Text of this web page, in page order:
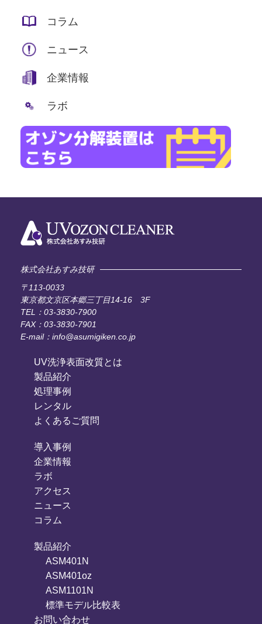
コラム
ニュース
企業情報
ラボ
株式会社あすみ技研
〒113-0033
東京都文京区本郷三丁目14-16 3F
TEL：03-3830-7900
FAX：03-3830-7901
E-mail：info@asumigiken.co.jp
UV洗浄表面改質とは
製品紹介
処理事例
レンタル
よくあるご質問
導入事例
企業情報
ラボ
アクセス
ニュース
コラム
製品紹介
ASM401N
ASM401oz
ASM1101N
標準モデル比較表
お問い合わせ